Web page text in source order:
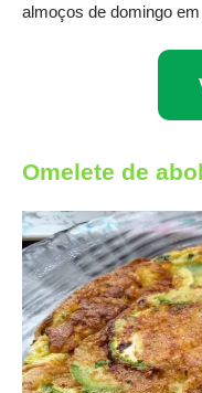
almoços de domingo
Omelete de